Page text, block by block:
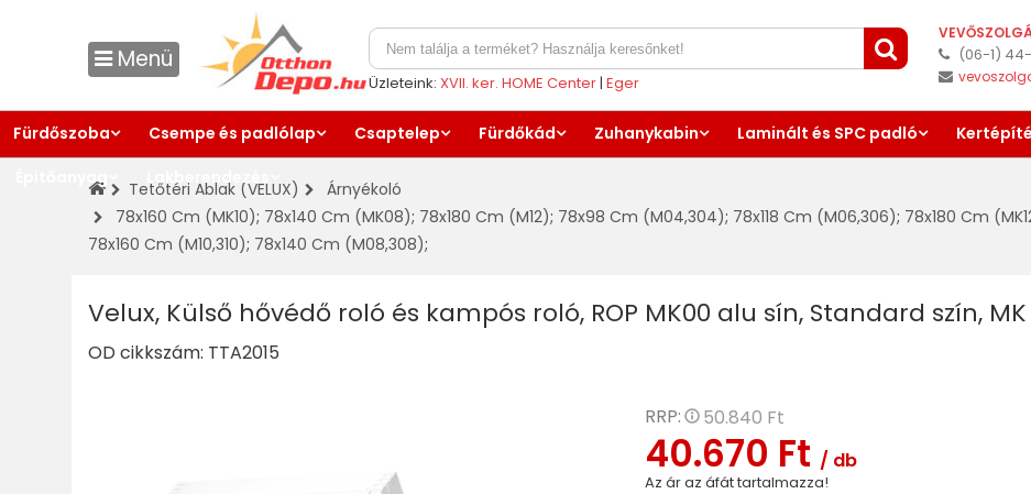
Menü
Üzleteink: XVII. ker. HOME Center| Eger
(06-1)
Fürdőszoba Csempe és padlólap Csaptelep Fürdőkád Zuhanykabin Laminált és SPC padló
Építőanyag
Lakberendezés
Tetőtéri Ablak (VELUX)
Árnyékoló
78x160 Cm (MK10); 78x140 Cm (MK08); 78x180 Cm (M12); 78x98 Cm (M04,304); 78x118 Cm (M06,306); 78x180 Cm
78x160 Cm (M10,310); 78x140 Cm (M08,308);
Velux, Külső hővédő roló és kampós roló, ROP MK00 alu sín, Standard szín,
OD cikkszám: TTA2015
RRP: 50.840 Ft
40.670 Ft / db
Az ár az áfát tartalmazza!